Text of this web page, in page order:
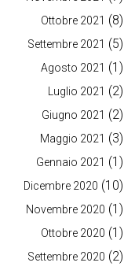
Ottobre 2021 (8)
Settembre 2021 (5)
Agosto 2021 (1)
Luglio 2021 (2)
Giugno 2021 (2)
Maggio 2021 (3)
Gennaio 2021 (1)
Dicembre 2020 (10)
Novembre 2020 (1)
Ottobre 2020 (1)
Settembre 2020 (2)